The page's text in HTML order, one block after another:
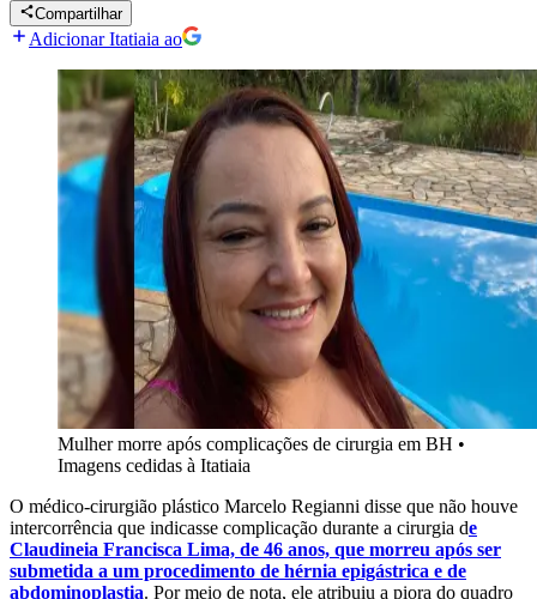
Compartilhar
Adicionar Itatiaia ao
Mulher morre após complicações de cirurgia em BH •
Imagens cedidas à Itatiaia
O médico-cirurgião plástico Marcelo Regianni disse que não houve
intercorrência que indicasse complicação durante a cirurgia de
Claudineia Francisca Lima, de 46 anos, que morreu após ser
submetida a um procedimento de hérnia epigástrica e de
abdominoplastia. Por meio de nota, ele atribuiu a piora do quadro